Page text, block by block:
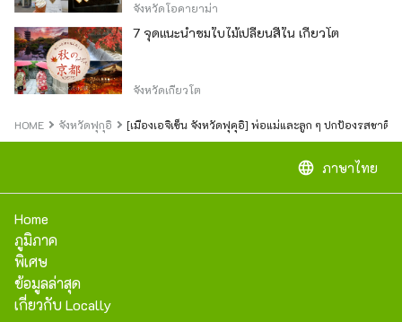
จังหวัดโอคายาม่า
7 จุดแนะนำชมใบไม้เปลี่ยนสีใน เกียวโต
จังหวัดเกียวโต
HOME จังหวัดฟุกุอิ [เมืองเอจิเซ็น จังหวัดฟุคุอิ] พ่อแม่และลูก ๆ ปกป้องรสชาติ
language ภาษาไทย
Home
ภูมิภาค
พิเศษ
ข้อมูลล่าสุด
เกี่ยวกับ Locally